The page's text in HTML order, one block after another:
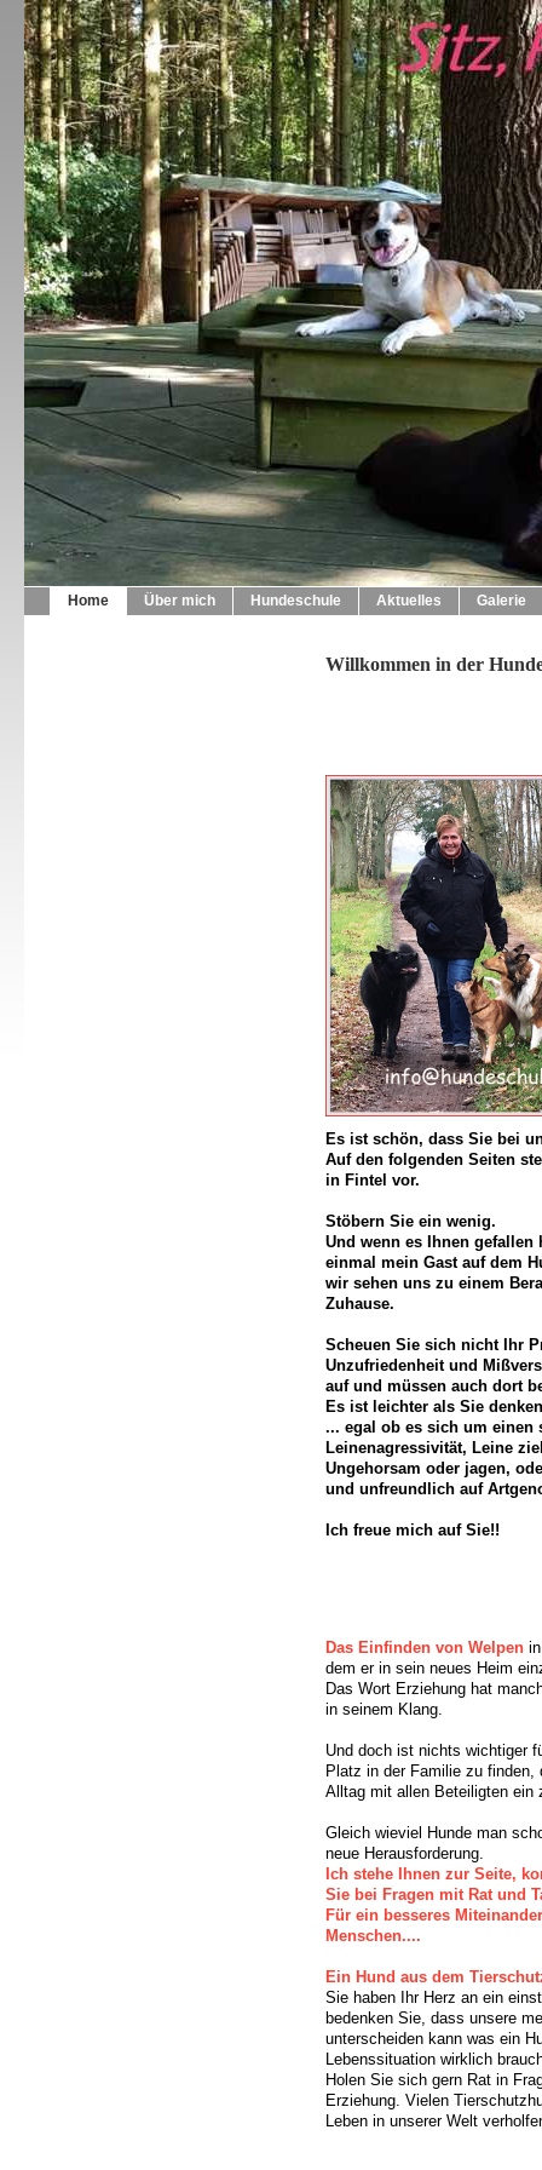
Home Über mich Hundeschule Aktuelles Galerie
Willkommen in der
Es ist schön, dass Sie bei
Auf den folgenden Seiten
in Fintel vor.
Stöbern Sie ein wenig.
Und wenn es Ihnen
einmal mein Gast auf dem
wir sehen uns zu einem
Zuhause.
Scheuen Sie sich nicht Ihr
Unzufriedenheit und
auf und müssen auch dort
Es ist leichter als Sie
... egal ob es sich um einen
Leinenagressivität, Leine
Ungehorsam oder jagen,
und unfreundlich auf
Ich freue mich auf Sie!!
Das Einfinden von Welpen
dem er in sein neues Heim
Das Wort Erziehung hat
in seinem Klang.
Und doch ist nichts wichtiger
Platz in der Familie zu
Alltag mit allen Beteiligten ein
Gleich wieviel Hunde man
neue Herausforderung.
Ich stehe Ihnen zur Seite,
Sie bei Fragen mit Rat und
Für ein besseres
Menschen....
Ein Hund aus dem
Sie haben Ihr Herz an ein
bedenken Sie, dass unsere
unterscheiden kann was ein
Lebenssituation wirklich
Holen Sie sich gern Rat in
Erziehung. Vielen
Leben in unserer Welt